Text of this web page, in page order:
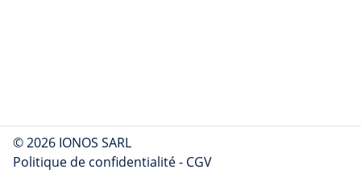
© 2026 IONOS SARL
Politique de confidentialité- CGV